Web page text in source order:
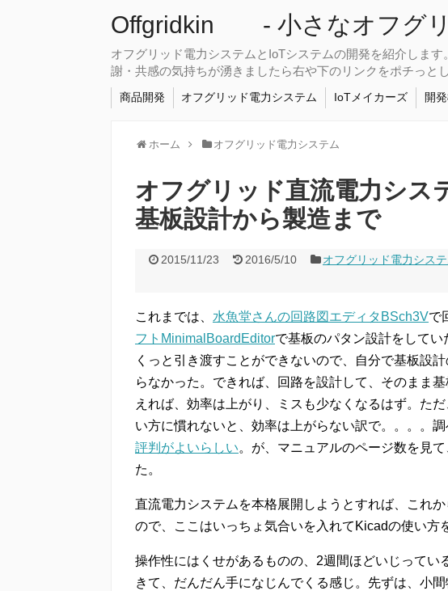
Offgridkin - 小さなオフグリ
オフグリッド電力システムとIoTシステムの開発を紹介しま
謝・共感の気持ちが湧きましたら右や下のリンクをポチっと
商品開発 オフグリッド電力システム IoTメイカーズ 開
ホーム オフグリッド電力システム
オフグリッド直流電力シス
基板設計から製造まで
2015/11/23 2016/5/10 オフグリッド電力シス
これまでは、 水魚堂さんの回路図エディタBSch3Vで
フトMinimalBoardEditorで基板のパタン設計をして
くっと引き渡すことができないので、自分で基板設
らなかった。できれば、回路を設計して、そのまま
えれば、効率は上がり、ミスも少なくなるはず。た
い方に慣れないと、効率は上がらない訳で。。。。調
評判がよいらしい。が、マニュアルのページ数を見
た。
直流電力システムを本格展開しようとすれば、これ
ので、ここはいっちょ気合いを入れてKicadの使い方
操作性にはくせがあるものの、2週間ほどいじってい
きて、だんだん手になじんでくる感じ。先ずは、小